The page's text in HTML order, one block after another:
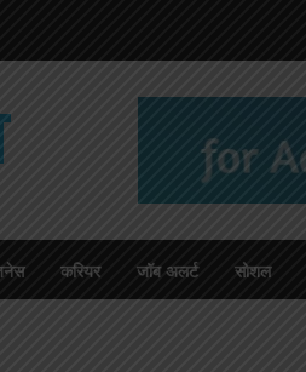
करियर जॉब अलर्ट सोशल